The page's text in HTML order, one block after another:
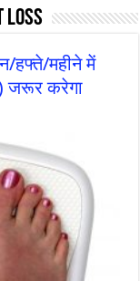
loss
हफ्ते/महीने में
जरूर करेगा